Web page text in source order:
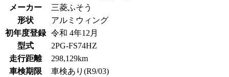
メーカー
三菱ふそう
形状
アルミウィング
初年度登録
令和 4年12月
型式
2PG-FS74HZ
走行距離
298,129km
車検期限
車検あり(R9/03)